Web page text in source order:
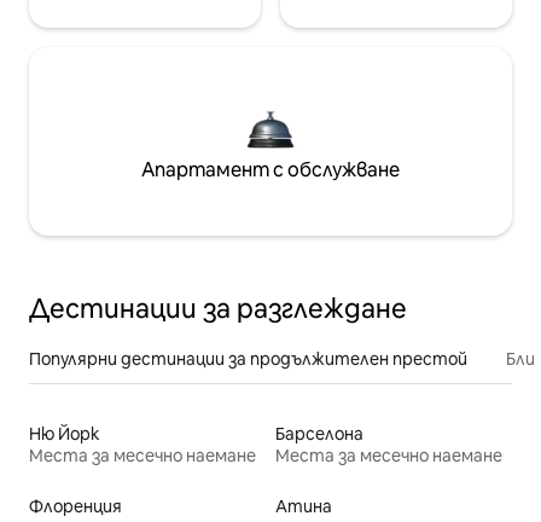
Апартамент с обслужване
Дестинации за разглеждане
Популярни дестинации за продължителен престой
Ню Йорк
Места за месечно наемане
Барселона
Места за месечно наемане
Флоренция
Атина